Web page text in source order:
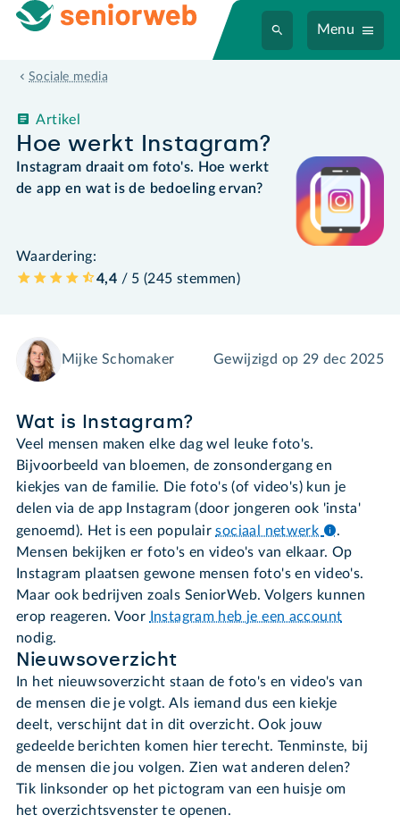
Menu
Sociale media
Hoe werkt Instagram?
Artikel
Instagram draait om foto's. Hoe werkt
de app en wat is de bedoeling ervan?
Waardering:
4,4 / 5 (245 stemmen)
Mijke Schomaker Gewijzigd op 29 dec 2025
Wat is Instagram?
Veel mensen maken elke dag wel leuke foto's.
Bijvoorbeeld van bloemen, de zonsondergang en
kiekjes van de familie. Die foto's (of video's) kun je
delen via de app Instagram (door jongeren ook 'insta'
genoemd). Het is een populairsociaal netwerk
.
Mensen bekijken er foto's en video's van elkaar. Op
Instagram plaatsen gewone mensen foto's en video's.
Maar ook bedrijven zoals SeniorWeb. Volgers kunnen
erop reageren. Voor
Instagram heb je een account
nodig.
Nieuwsoverzicht
In het nieuwsoverzicht staan de foto's en video's van
de mensen die je volgt. Als iemand dus een kiekje
deelt, verschijnt dat in dit overzicht. Ook jouw
gedeelde berichten komen hier terecht. Tenminste, bij
de mensen die jou volgen. Zien wat anderen delen?
Tik linksonder op het pictogram van een huisje om
het overzichtsvenster te openen.